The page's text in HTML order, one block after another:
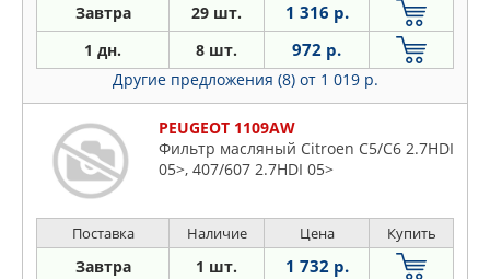
Завтра 29 шт. 1 316 р.
1 дн. 8 шт. 972 р.
Другие предложения (8) от 1 019 р.
PEUGEOT 1109AW
Фильтр масляный Citroen C5/C6 2.7HDI
05>, 407/607 2.7HDI 05>
Поставка Наличие Цена Купить
Завтра 1 шт. 1 732 р.